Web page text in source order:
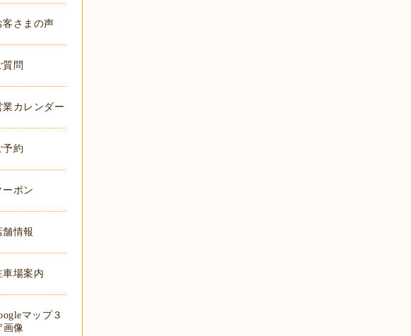
客さまの声
質問
業カレンダー
予約
ーポン
舗情報
車場案内
マップ３
画像